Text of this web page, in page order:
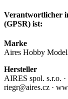
Verantwortlicher
(GPSR) ist:
Marke
Aires Hobby
Hersteller
AIRES spol. s.r.o. ·
riegr@aires.cz ·